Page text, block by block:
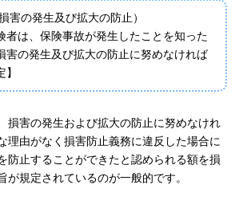
害の発生及び拡大の防止）
者は、保険事故が発生したことを知った
害の発生及び拡大の防止に努めなければ
損害の発生および拡大の防止に努めなけれ
理由がなく損害防止義務に違反した場合に
防止することができたと認められる額を損
が規定されているのが一般的です。